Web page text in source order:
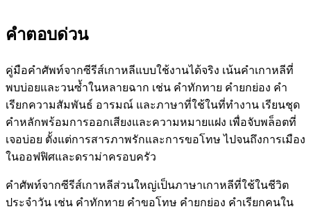
คำตอบด่วน
คู่มือคำศัพท์จากซีรีส์เกาหลีแบบใช้งานได้จริง เน้นคำเกาหลีที่
พบบ่อยและวนซ้ำในหลายฉาก เช่น คำทักทาย คำยกย่อง คำ
เรียกความสัมพันธ์ อารมณ์ และภาษาที่ใช้ในที่ทำงาน เรียนชุด
คำหลักพร้อมการออกเสียงและความหมายแฝง เพื่อจับพล็อตที่
เจอบ่อย ตั้งแต่การสารภาพรักและการขอโทษ ไปจนถึงการเมือง
ในออฟฟิศและดราม่าครอบครัว
คำศัพท์จากซีรีส์เกาหลีส่วนใหญ่เป็นภาษาเกาหลีที่ใช้ในชีวิต
ประจำวัน เช่น คำทักทาย คำขอโทษ คำยกย่อง คำเรียกคนใน